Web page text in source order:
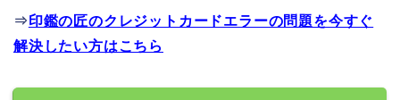
⇒印鑑の匠のクレジットカードエラーの問題を今すぐ
解決したい方はこちら